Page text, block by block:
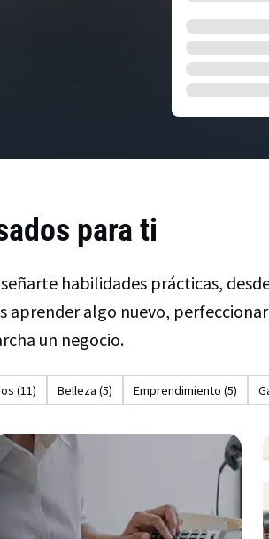
para ti
habilidades prácticas,
aprender algo nuevo,
un negocio.
(11) Belleza (5) Emprendimiento (5)